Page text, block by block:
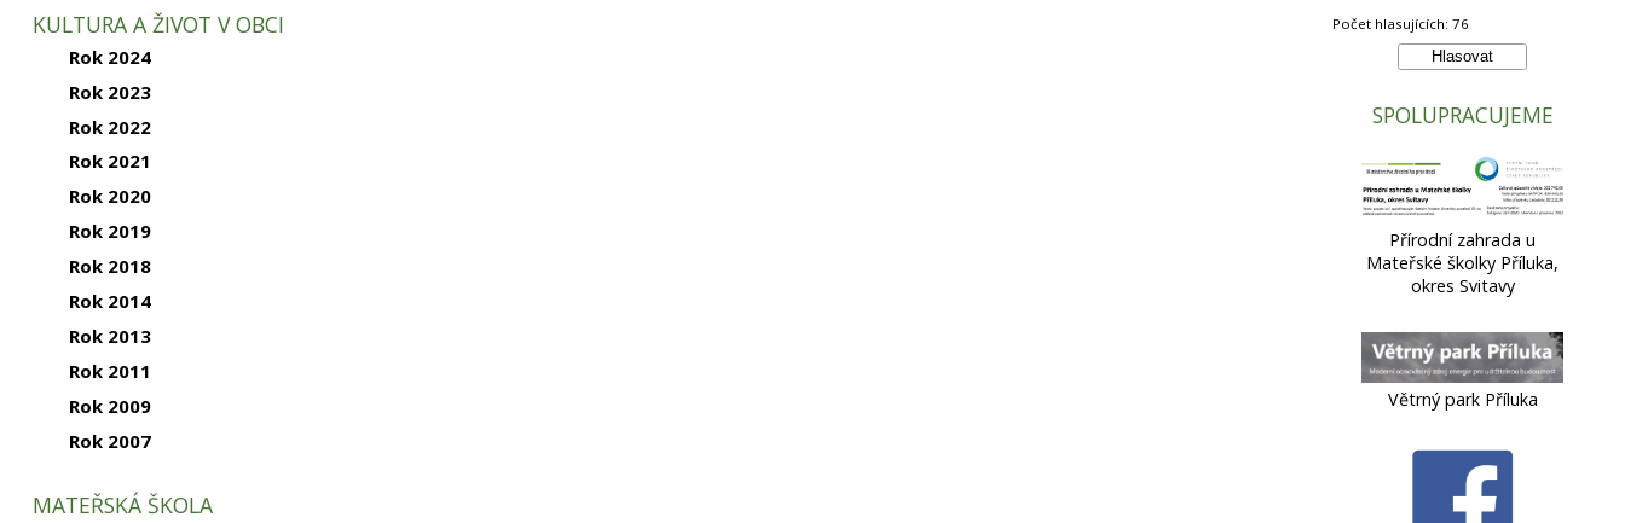
KULTURA A ŽIVOT V OBCI
Rok 2024
Rok 2023
Rok 2022
Rok 2021
Rok 2020
Rok 2019
Rok 2018
Rok 2014
Rok 2013
Rok 2011
Rok 2009
Rok 2007
MATEŘSKÁ ŠKOLA
Počet hlasujících: 76
SPOLUPRACUJEME
Přírodní zahrada u
Mateřské školky Příluka,
okres Svitavy
Větrný park Příluka